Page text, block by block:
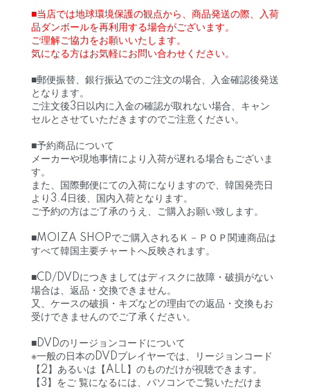
■当店では地球環境保護の観点から、商品発送の際、入荷
品ダンボールを再利用する場合がございます。
ご理解ご協力をお願いいたします。
気になる方はお気軽にお問い合わせください。
■郵便振替、銀行振込でのご注文の場合、入金確認後発送
となります。
ご注文後3日以内に入金の確認が取れない場合、キャン
セルとさせていただきますのでご注意ください。
■予約商品について
メーカーや現地事情により入荷が遅れる場合もございま
す。
また、国際郵便にての入荷になりますので、韓国発売日
より3.4日後、国内入荷となります。
ご予約の方はご了承のうえ、ご購入お願い致します。
■MOIZA SHOPでご購入されるＫ－ＰＯＰ関連商品は
すべて韓国主要チャートへ反映されます。
■CD/DVDにつきましてはディスクに故障・破損がない
場合は、返品・交換できません。
又、ケースの破損・キズなどの理由での返品・交換もお
受けできませんのでご了承ください。
■DVDのリージョンコードについて
※一般の日本のDVDプレイヤーでは、リージョンコード
【2】あるいは【ALL】のものだけが視聴できます。
【3】をご 覧になるには、パソコンでご覧いただけま